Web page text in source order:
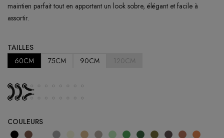
maintien parfait tout en apportant un look sobre, élégant et facile à
assortir.
TAILLES
60CM
75CM 90CM 120CM
COULEURS